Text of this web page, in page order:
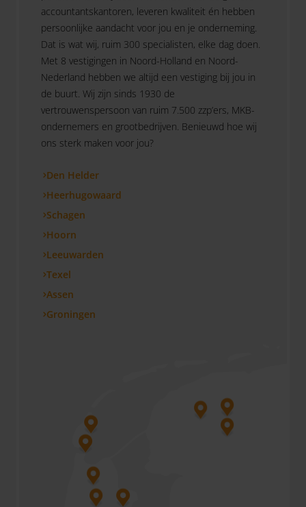
accountantskantoren, leveren kwaliteit én hebben
persoonlijke aandacht voor jou en je onderneming.
Dat is wat wij, ruim 300 specialisten, elke dag doen.
Met 8 vestigingen in Noord-Holland en Noord-
Nederland hebben we altijd een vestiging bij jou in
de buurt. Wij zijn sinds 1930 de
vertrouwenspersoon van ruim 7.500 zzp’ers, MKB-
ondernemers en grootbedrijven. Benieuwd hoe wij
ons sterk maken voor jou?
Den Helder
Heerhugowaard
Schagen
Hoorn
Leeuwarden
Texel
Assen
Groningen